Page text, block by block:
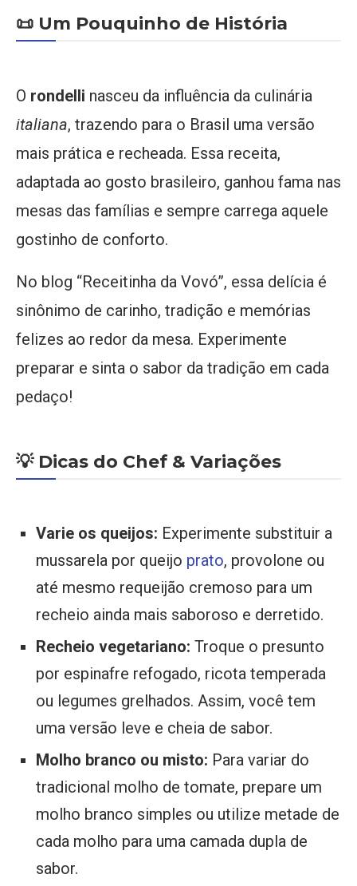
📜 Um Pouquinho de História
O rondelli nasceu da influência da culinária
italiana, trazendo para o Brasil uma versão
mais prática e recheada. Essa receita,
adaptada ao gosto brasileiro, ganhou fama nas
mesas das famílias e sempre carrega aquele
gostinho de conforto.
No blog “Receitinha da Vovó”, essa delícia é
sinônimo de carinho, tradição e memórias
felizes ao redor da mesa. Experimente
preparar e sinta o sabor da tradição em cada
pedaço!
💡 Dicas do Chef & Variações
Varie os queijos: Experimente substituir a
mussarela por queijo prato, provolone ou
até mesmo requeijão cremoso para um
recheio ainda mais saboroso e derretido.
Recheio vegetariano: Troque o presunto
por espinafre refogado, ricota temperada
ou legumes grelhados. Assim, você tem
uma versão leve e cheia de sabor.
Molho branco ou misto: Para variar do
tradicional molho de tomate, prepare um
molho branco simples ou utilize metade de
cada molho para uma camada dupla de
sabor.